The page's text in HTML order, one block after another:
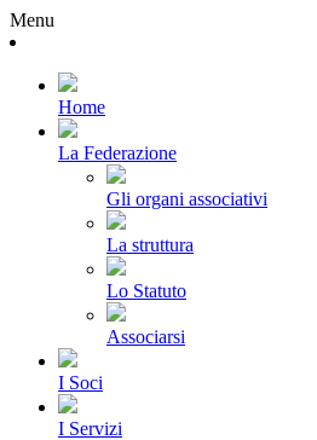
Menu
Home
La Federazione
Gli organi associativi
La struttura
Lo Statuto
Associarsi
I Soci
I Servizi